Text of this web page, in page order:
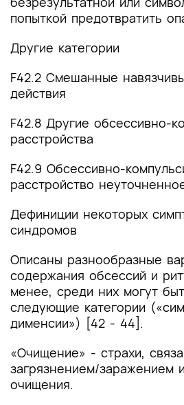
попыткой предотвратить
Другие категории
F42.2 Смешанные
действия
F42.8 Другие обсессивно-
расстройства
F42.9 Обсессивно-
расстройство
Дефиниции некоторых
синдромов
Описаны разнообразные
содержания обсессий и
менее, среди них могут
следующие категории
дименсии») [42 - 44].
«Очищение» - страхи,
загрязнением/заражением
очищения.